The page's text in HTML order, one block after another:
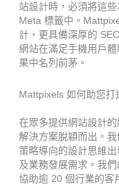
站設計時，必須將這
Meta 標籤中。
計，更具備深厚的
網站在滿足手機用戶
果中名列前茅。
Mattpixels 如何助您打
在眾多提供網站設計
解決方案脫穎而出。
策略導向的設計思維
及業務發展需求。我
協助逾 20 個行業的客